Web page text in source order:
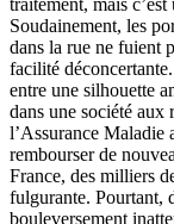
Soudainement, les
dans la rue ne fuient
facilité
entre une silhouette
dans une société aux
l’Assurance Maladie
rembourser de
France, des milliers
fulgurante. Pourtant,
bouleversement